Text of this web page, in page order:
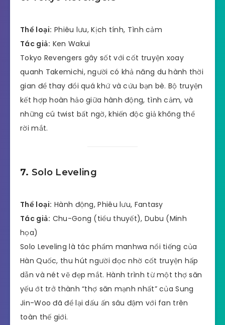
Thể loại: Phiêu lưu, Kịch tính, Tình cảm
Tác giả: Ken Wakui
Tokyo Revengers gây sốt với cốt truyện xoay
quanh Takemichi, người có khả năng du hành thời
gian để thay đổi quá khứ và cứu bạn bè. Bộ truyện
kết hợp hoàn hảo giữa hành động, tình cảm, và
những cú twist bất ngờ, khiến độc giả không thể
rời mắt.
7. Solo Leveling
Thể loại: Hành động, Phiêu lưu, Fantasy
Tác giả: Chu-Gong (tiểu thuyết), Dubu (Minh
họa)
Solo Leveling là tác phẩm manhwa nổi tiếng của
Hàn Quốc, thu hút người đọc nhờ cốt truyện hấp
dẫn và nét vẽ đẹp mắt. Hành trình từ một thợ săn
yếu ớt trở thành “thợ săn mạnh nhất” của Sung
Jin-Woo đã để lại dấu ấn sâu đậm với fan trên
toàn thế giới.